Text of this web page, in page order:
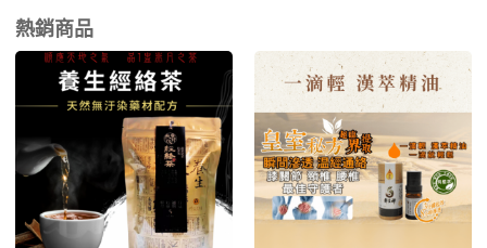
夏天容易感冒也有一部分原因出自免疫系統的減弱，若是時常熬
夜、或處於高壓的狀態，加上夏季炎熱，容易上火，引起交感神
經失調，睡眠會出現阻礙，導致免疫力持續下降，進而導致夏天
感冒，建議於夏天工作應放鬆心情，若因燥熱而難以工作，可先
前往陰涼處緩解身體的不適後再恢復工作，以避免夏天感冒找上
門。
熱銷商品